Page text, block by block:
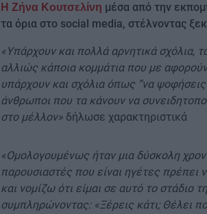
Η Ζήνα Κουτσελίνη μέσα από την
τα όρια στο social media, στέλνοντας
«Υπάρχουν και πολλά αρνητικά σχόλια,
αλλιώς κάποια κομμάτια που με
υπάρχουν και σχόλια όπως “να
άνθρωποι που τα κάνουν να
στο μέλλον» δήλωσε χαρακτηριστικά
«Ομολογουμένως ήταν μια δύσκολη
παρουσιαστές που είναι ηγέτες πρέπει
και νομίζω ότι είμαι σε αυτό το στάδιο
συμπληρώνοντας: «Ξέρεις κάτι; Θέλει